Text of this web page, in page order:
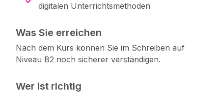
digitalen Unterrichtsmethoden
Was Sie erreichen
Nach dem Kurs können Sie im Schreiben auf
Niveau B2 noch sicherer verständigen.
Wer ist richtig